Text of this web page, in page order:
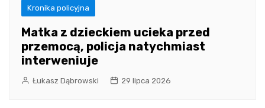
Kronika policyjna
Matka z dzieckiem ucieka przed
przemocą, policja natychmiast
interweniuje
Łukasz Dąbrowski 29 lipca 2026